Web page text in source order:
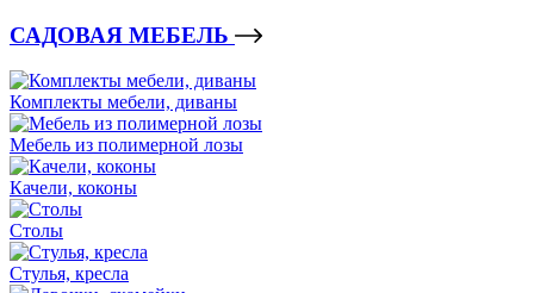
САДОВАЯ МЕБЕЛЬ
Комплекты мебели, диваны
Мебель из полимерной лозы
Качели, коконы
Столы
Стулья, кресла